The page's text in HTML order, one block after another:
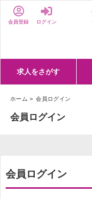
会員登録 ログイン
求人をさがす
詳細条件からさがす
求人特集からさがす
セミナーをさがす
クリエイティブNEXT
クリエイターズファーム
e-ラーニング
Fellows Creative Academy
企業研修
お役立ち情報一覧
聞くは一時、聞かぬは一生
クリエイターのお仕事図鑑
クリエイターの声
Q&A
企業様向けお役立ち情報
ホーム 会員ログイン
会員ログイン
会員ログイン